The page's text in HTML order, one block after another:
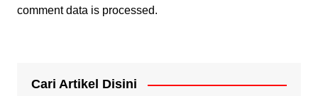
comment data is processed.
Cari Artikel Disini